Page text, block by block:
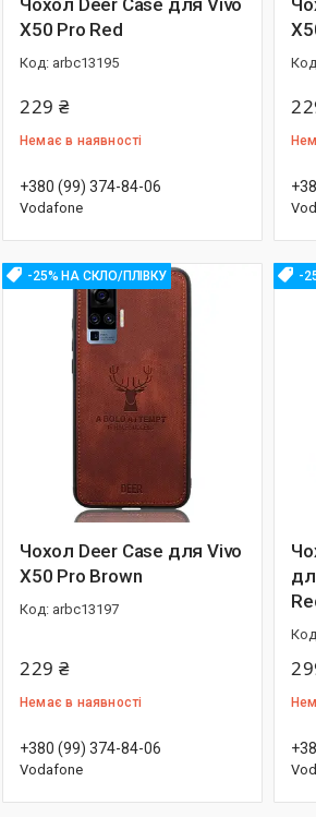
Чохол Deer Case для Vivo
X50 Pro Red
arbc13195
229 ₴
Немає в наявності
+380 (99) 374-84-06
Vodafone
-25% НА СКЛО/ПЛІВКУ
Чохол Deer Case для Vivo
X50 Pro Brown
arbc13197
229 ₴
Немає в наявності
+380 (99) 374-84-06
Vodafone
-